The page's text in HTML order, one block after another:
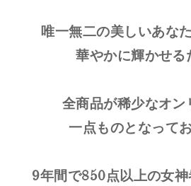
唯一無二の美しいあな
華やかに輝かせる
全商品が稀少なオン
一点ものとなって
9年間で850点以上の女